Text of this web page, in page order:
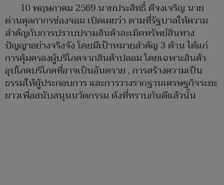
10 พฤษภาคม 2569 นายประสิทธิ์ ดีจงเจริญ นาย
ด่านศุลกากรช่องจอม เปิดเผยว่า ตามที่รัฐบาลให้ความ
สำคัญกับการปราบปรามสินค้าละเมิดทรัพย์สินทาง
ปัญญาอย่างจริงจัง โดยมีเป้าหมายสำคัญ 3 ด้าน ได้แก่
การคุ้มครองผู้บริโภคจากสินค้าปลอม โดยเฉพาะสินค้า
อุปโภคบริโภคที่อาจเป็นอันตราย , การสร้างความเป็น
ธรรมให้ผู้ประกอบการ และการวางรากฐานเศรษฐกิจระยะ
ยาวเพื่อสนับสนุนนวัตกรรม ดังที่ทราบกันดีแล้วนั้น